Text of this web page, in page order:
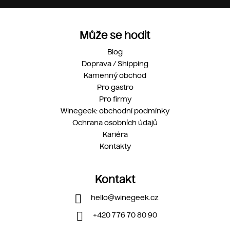
Může se hodit
Blog
Doprava / Shipping
Kamenný obchod
Pro gastro
Pro firmy
Winegeek: obchodní podmínky
Ochrana osobních údajů
Kariéra
Kontakty
Kontakt
hello@winegeek.cz
+420 776 70 80 90